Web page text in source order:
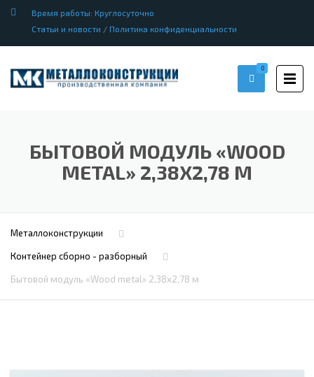
Время работы: Круглосуточно
Статьи и новости / Политика конфиденциальности
0
БЫТОВОЙ МОДУЛЬ «WOOD
METAL» 2,38Х2,78 М
Металлоконструкции
Контейнер сборно - разборный
Бытовой модуль «Wood metal» 2,38х2,78 м